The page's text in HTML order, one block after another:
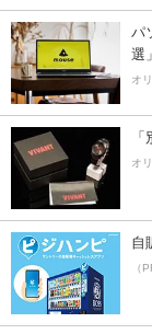
パ
選」
オ
オ
自
（